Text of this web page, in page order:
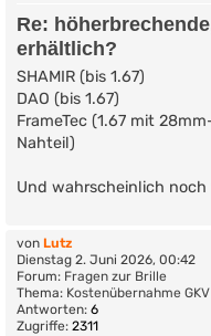
Re:
erhältlich?
SHAMIR (bis 1.67)
DAO (bis 1.67)
FrameTec (1.67 mit
Nahteil)
Und wahrscheinlich noch
von Lutz
Dienstag 2. Juni 2026, 00:42
Forum: Fragen zur Brille
Thema: Kostenübernahme
Antworten: 6
Zugriffe: 2311